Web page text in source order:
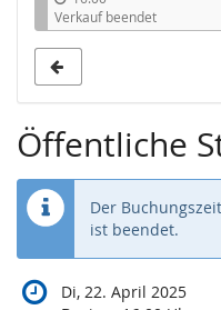
Verkauf beendet
Öffentliche
Der
ist beendet.
Di, 22. April 2025